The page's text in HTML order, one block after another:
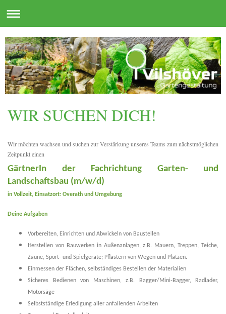
WIR SUCHEN DICH!
Wir möchten wachsen und suchen zur Verstärkung unseres Teams zum nächstmöglichen
Zeitpunkt einen
GärtnerIn der Fachrichtung Garten- und
Landschaftsbau (m/w/d)
in Vollzeit, Einsatzort: Overath und Umgebung
Deine Aufgaben
Vorbereiten, Einrichten und Abwickeln von Baustellen
Herstellen von Bauwerken in Außenanlagen, z.B. Mauern, Treppen, Teiche,
Zäune, Sport- und Spielgeräte; Pflastern von Wegen und Plätzen.
Einmessen der Flächen, selbständiges Bestellen der Materialien
Sicheres Bedienen von Maschinen, z.B. Bagger/Mini-Bagger, Radlader,
Motorsäge
Selbstständige Erledigung aller anfallenden Arbeiten